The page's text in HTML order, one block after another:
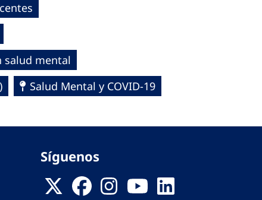
salud mental
Salud Mental y COVID-19
Síguenos